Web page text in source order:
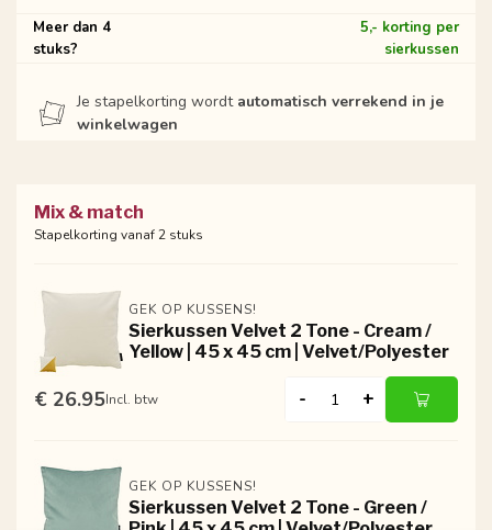
Meer dan 4
stuks?
5,- korting per
sierkussen
Je stapelkorting wordt automatisch verrekend in je
winkelwagen
Mix & match
Stapelkorting vanaf 2 stuks
GEK OP KUSSENS!
Sierkussen Velvet 2 Tone - Cream /
Yellow | 45 x 45 cm | Velvet/Polyester
€ 26.95Incl. btw - +
GEK OP KUSSENS!
Sierkussen Velvet 2 Tone - Green /